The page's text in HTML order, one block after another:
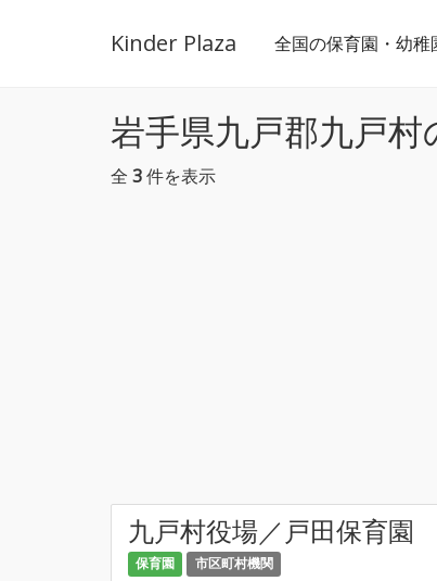
Kinder Plaza 全国の保育園・幼稚
岩手県九戸郡九戸
全 3件を表示
九戸村役場／戸田保育園
保育園 市区町村機関